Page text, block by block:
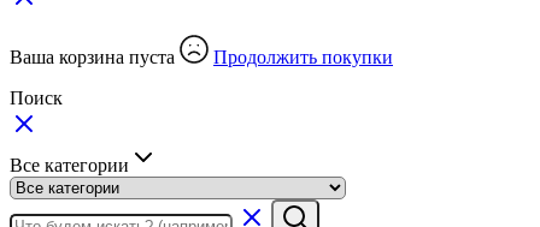
Ваша корзина пуста
Продолжить покупки
Поиск
Все категории